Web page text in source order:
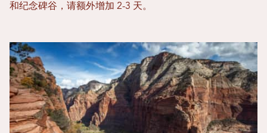
和纪念碑谷，请额外增加 2-3 天。